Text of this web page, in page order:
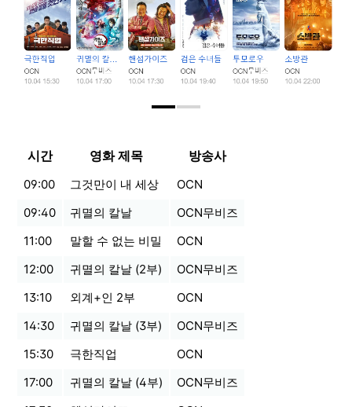
시간 영화 제목 방송사
09:00 그것만이 내 세상
OCN
09:40
귀멸의 칼날
OCN무비즈
11:00
말할 수 없는 비밀
OCN
12:00
귀멸의 칼날 (2부)
OCN무비즈
13:10
외계+인 2부
OCN
14:30
귀멸의 칼날 (3부)
OCN무비즈
15:30
극한직업
OCN
17:00
귀멸의 칼날 (4부)
OCN무비즈